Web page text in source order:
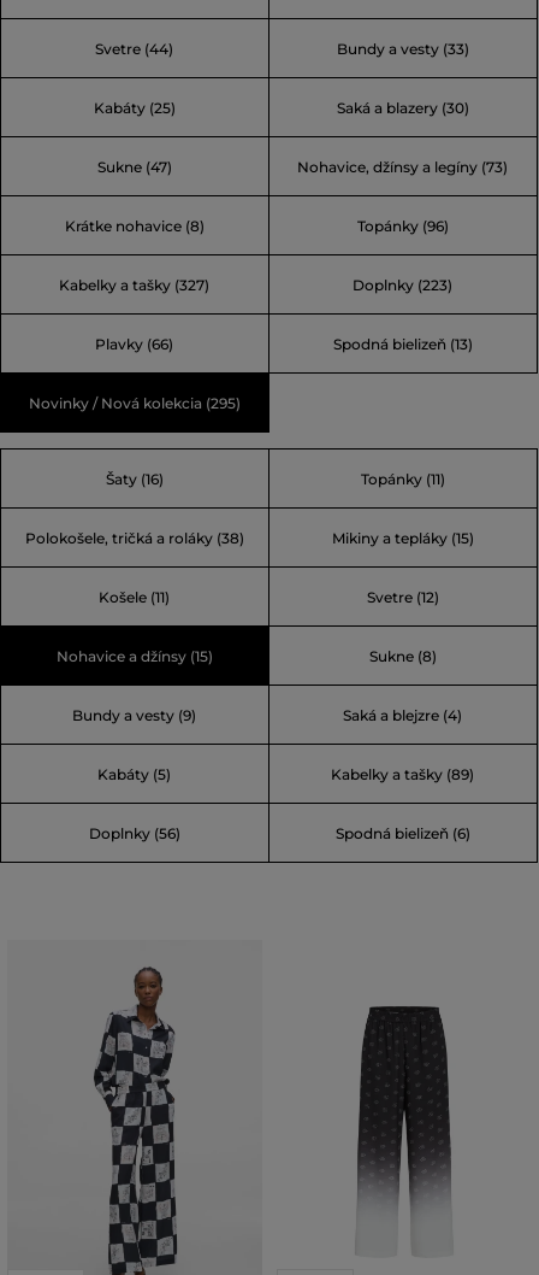
Svetre (44) Bundy a vesty (33)
Kabáty (25) Saká a blazery (30)
Sukne (47) Nohavice, džínsy a legíny (73)
Krátke nohavice (8) Topánky (96)
Kabelky a tašky (327) Doplnky (223)
Plavky (66) Spodná bielizeň (13)
Novinky / Nová kolekcia (295)
Šaty (16) Topánky (11)
Polokošele, tričká a roláky (38) Mikiny a tepláky (15)
Košele (11) Svetre (12)
Nohavice a džínsy (15) Sukne (8)
Bundy a vesty (9) Saká a blejzre (4)
Kabáty (5) Kabelky a tašky (89)
Doplnky (56) Spodná bielizeň (6)